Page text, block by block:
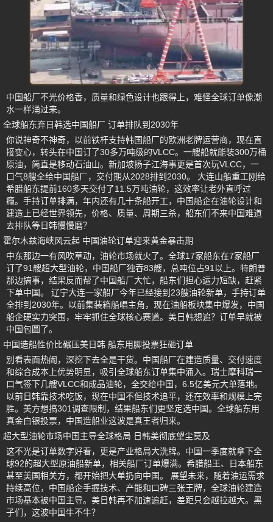
中国船厂不光价格香，质量和绿色设计也跟得上，难怪全球订单像潮
水一样涌过来。
全球船东弃日韩选中国船厂 订单排队到2030年
你说神奇不神奇，以前铁杆支持韩国船厂的欧洲老牌运营商，现在直
接变心，转头在中国订了30多万吨级的VLCC。一艘船就能装300万桶
原油，简直是移动石油山。新加坡扬子江海事更是首次玩VLCC，一
口气8艘全给中国船厂，交付期从2028排到2030。 大连山船重工刚给
希腊船东提前160多天交付了11.5万吨油轮，这效率让老外直呼过
瘾。手持订单排满，年内还有几十条船开工，中国船企在油轮设计和
建造上已经世界领先，价格、质量、周期三杀，船东们不来中国难道
去排队等日韩慢慢磨？
霍尔木兹海峡风云起 中国油轮订单迎来黄金暴击期
中东那边一有风吹草动，油轮市场就火了。全球17家船东在7家船厂
订了91艘超大型油轮，中国船厂独吞83艘，总吨位占91以上。特朗普
那边搞事，结果反而帮了中国船厂大忙，船东们担心运力短缺，赶紧
下单中国。 辽宁大连一家船厂今年已经接到23艘油轮新单，手持订单
全排到2030年。以前集装箱船唱主角，现在油船板块集中爆发，中国
船企硬实力突围，牢牢抓住全球核心赛道。美日韩想追？订单早就被
中国包圆了。
中国造船性价比碾压美日韩 船东用脚投票狂砸订单
别看表面热闹，深挖下去全是干货。中国船厂在建造质量、交付速度
和综合成本上优势明显，吸引全球船东订单集中涌入。瑞士摩科瑞一
口气签下几艘VLCC和成品油轮，全交给中国，6.5亿美元大单落地。
以前日韩靠技术吃饭，现在中国不但技术追平，还在效率和规模上完
胜。美方想搞301调查限制，结果船东们更坚定选中国。全球船东用
真金白银投票，中国造船业这波是真王者归来。
超大型油轮市场中国主导全球格局 日韩美彻底望尘莫及
这不光是订单数字好看，更是产业格局大洗牌。中国一季度就拿下全
球92的超大型原油船新单，相关船厂订单爆满。希腊船王、日本船东
甚至美国相关方，都开始把大单扔向中国。 展望未来，随着油运需求
持续高位，中国船企手握技术、产能和口碑三张王牌，全球油轮建造
市场基本被中国主导。美日韩再不加速追赶，差距只会越拉越大。黑
子们，这波中国牛不牛？